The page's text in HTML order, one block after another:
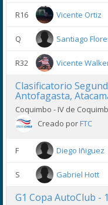
R16 Vicente Ortiz
Q Santiago
R32 Vicente
Clasificatorio
Antofagasta,
Coquimbo - IV de
Creado porFTC
F Diego Iñiguez
S Gabriel Hott
G1 Copa AutoClub -